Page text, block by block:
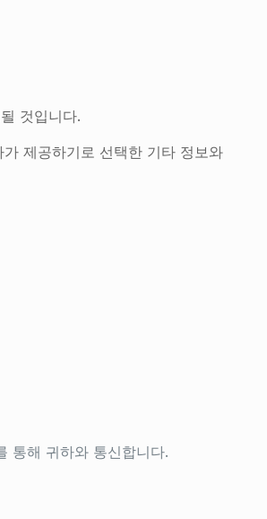
것입니다.
제공하기로 선택한 기타 정보와
통해 귀하와 통신합니다.